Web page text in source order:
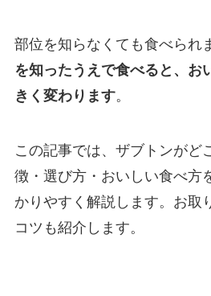
部位を知らなくても食べられ
を知ったうえで食べると、お
きく変わります。
この記事では、ザブトンがど
徴・選び方・おいしい食べ方
かりやすく解説します。お取
コツも紹介します。